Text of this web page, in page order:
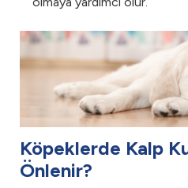
Köpeklerde Kalp
Önlenir?